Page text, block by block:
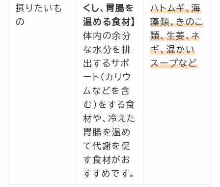
摂りたいも
の
くし、胃腸を
温める食材】
体内の余分
な水分を排
出するサポ
ート（カリウ
ムなどを含
む）をする食
材や、冷えた
胃腸を温め
て代謝を促
す食材がお
すすめです。
ハトムギ、海
藻類、きのこ
類、生姜、ネ
ギ、温かい
スープなど